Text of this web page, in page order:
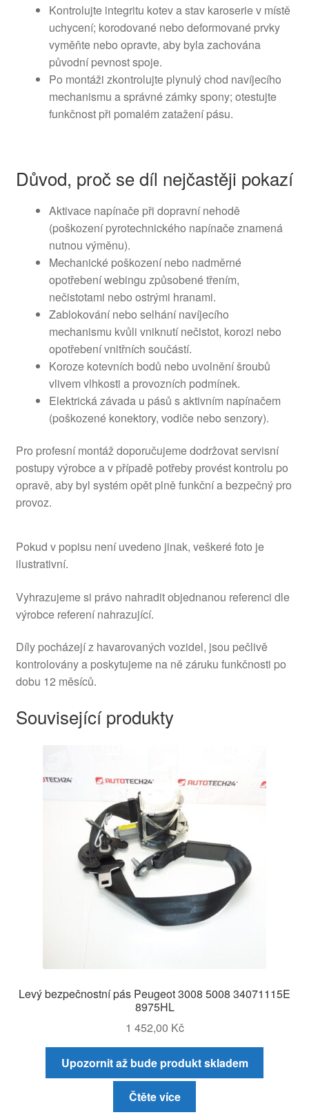
Kontrolujte integritu kotev a stav karoserie v místě
uchycení; korodované nebo deformované prvky
vyměňte nebo opravte, aby byla zachována
původní pevnost spoje.
Po montáži zkontrolujte plynulý chod navíjecího
mechanismu a správné zámky spony; otestujte
funkčnost při pomalém zatažení pásu.
Důvod, proč se díl nejčastěji pokazí
Aktivace napínače při dopravní nehodě
(poškození pyrotechnického napínače znamená
nutnou výměnu).
Mechanické poškození nebo nadměrné
opotřebení webingu způsobené třením,
nečistotami nebo ostrými hranami.
Zablokování nebo selhání navíjecího
mechanismu kvůli vniknutí nečistot, korozi nebo
opotřebení vnitřních součástí.
Koroze kotevních bodů nebo uvolnění šroubů
vlivem vlhkosti a provozních podmínek.
Elektrická závada u pásů s aktivním napínačem
(poškozené konektory, vodiče nebo senzory).
Pro profesní montáž doporučujeme dodržovat servisní
postupy výrobce a v případě potřeby provést kontrolu po
opravě, aby byl systém opět plně funkční a bezpečný pro
provoz.
Pokud v popisu není uvedeno jinak, veškeré foto je
ilustrativní.
Vyhrazujeme si právo nahradit objednanou referenci dle
výrobce referení nahrazující.
Díly pocházejí z havarovaných vozidel, jsou pečlivě
kontrolovány a poskytujeme na ně záruku funkčnosti po
dobu 12 měsíců.
Související produkty
Levý bezpečnostní pás Peugeot 3008 5008 34071115E
8975HL
1 452,00 Kč
Upozornit až bude produkt skladem
Čtěte více